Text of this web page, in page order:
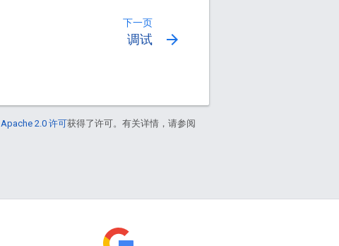
下一页
调试 arrow_forward
Apache 2.0 许可获得了许可。有关详情，请参阅